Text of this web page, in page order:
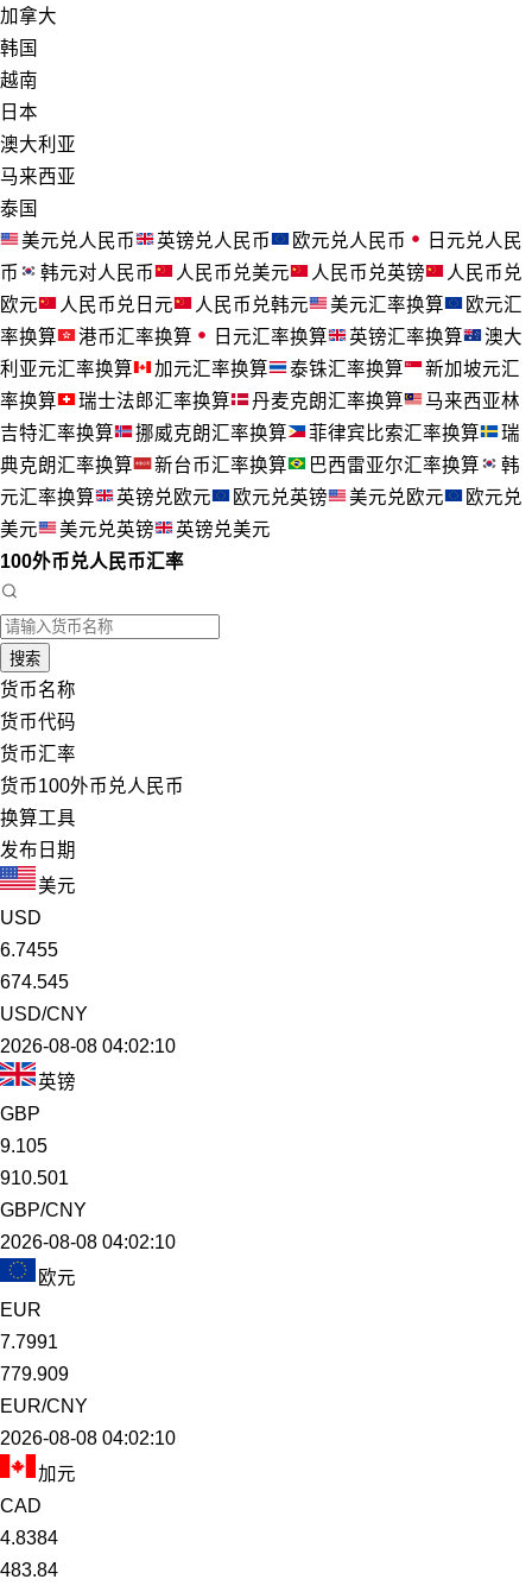
加拿大
韩国
越南
日本
澳大利亚
马来西亚
泰国
美元兑人民币
英镑兑人民币 欧元兑人民币
日元兑人民
币
韩元对人民币 人民币兑美元 人民币兑英镑
人民币兑
欧元
人民币兑日元 人民币兑韩元 美元汇率换算
欧元汇
率换算
港币汇率换算 日元汇率换算 英镑汇率换算
澳大
利亚元汇率换算
加元汇率换算 泰铢汇率换算
新加坡元汇
率换算
瑞士法郎汇率换算 丹麦克朗汇率换算
马来西亚林
吉特汇率换算
挪威克朗汇率换算 菲律宾比索汇率换算
瑞
典克朗汇率换算
新台币汇率换算 巴西雷亚尔汇率换算
韩
元汇率换算
英镑兑欧元 欧元兑英镑 美元兑欧元
欧元兑
美元
美元兑英镑
英镑兑美元
100外币兑人民币汇率
搜索
货币名称
货币代码
货币汇率
货币100外币兑人民币
换算工具
发布日期
美元
USD
6.7455
674.545
USD/CNY
2026-08-08 04:02:10
英镑
GBP
9.105
910.501
GBP/CNY
2026-08-08 04:02:10
欧元
EUR
7.7991
779.909
EUR/CNY
2026-08-08 04:02:10
加元
CAD
4.8384
483.84